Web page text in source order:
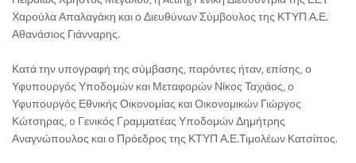
Χαρούλα Απαλαγάκη και ο Διευθύνων Σύμβουλος της ΚΤΥΠ Α.Ε.
Αθανάσιος Γιάνναρης.
Κατά την υπογραφή της σύμβασης, παρόντες ήταν, επίσης, ο
Υφυπουργός Υποδομών και Μεταφορών Νίκος Ταχιάος, ο
Υφυπουργός Εθνικής Οικονομίας και Οικονομικών Γιώργος
Κώτσηρας, o Γενικός Γραμματέας Υποδομών Δημήτρης
Αναγνώπουλος και ο Πρόεδρος της ΚΤΥΠ Α.Ε.Τιμολέων Κατσίπος.